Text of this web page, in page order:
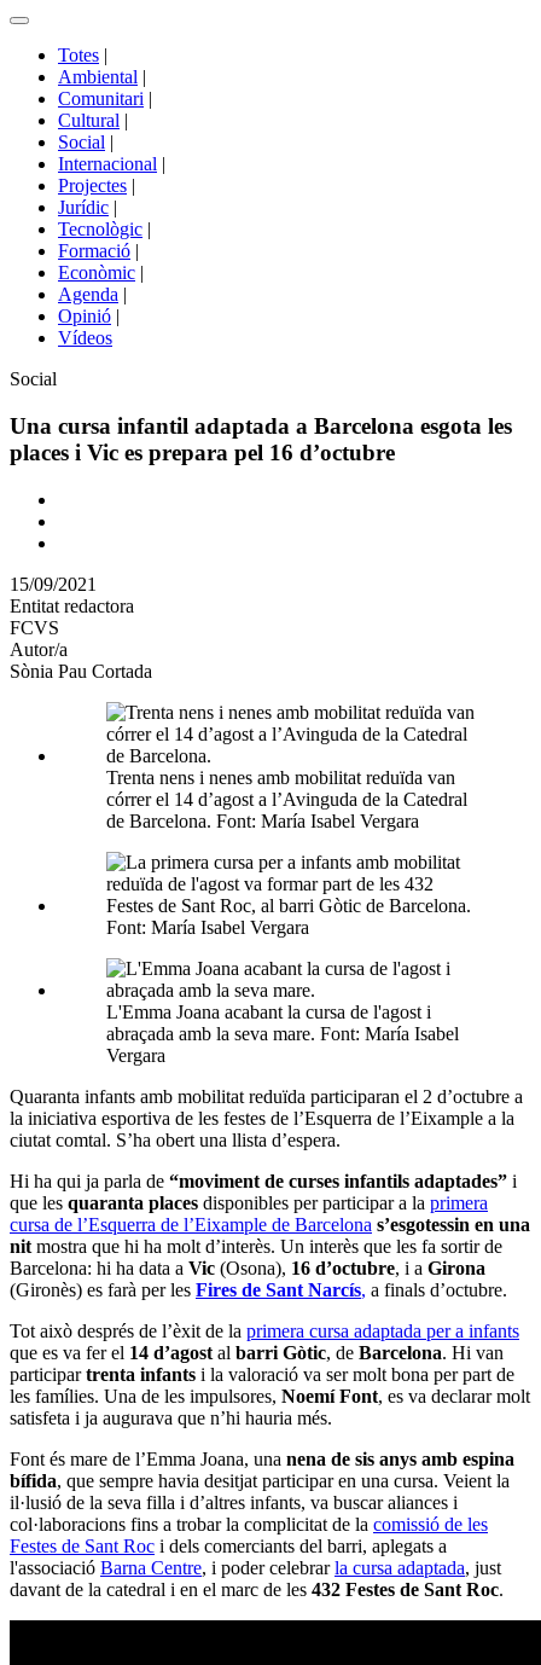
Commutador
portals
Totes |
Ambiental |
Comunitari |
Cultural |
Social |
Internacional |
Projectes |
Jurídic |
Tecnològic |
Formació |
Econòmic |
Agenda |
Opinió |
Vídeos
Àmbit
la
notícia
Social
Una cursa infantil adaptada a Barcelona esgota les
places i Vic es prepara pel 16 d’octubre
Comparteix
altres
xarxes
15/09/2021
Entitat redactora
FCVS
Autor/a
Sònia Pau Cortada
Trenta nens i nenes amb mobilitat reduïda van
córrer el 14 d’agost a l’Avinguda de la Catedral
de Barcelona. Font: María Isabel Vergara
Font: María Isabel Vergara
L'Emma Joana acabant la cursa de l'agost i
abraçada amb la seva mare. Font: María Isabel
Vergara
Quaranta infants amb mobilitat reduïda participaran el 2 d’octubre a
la iniciativa esportiva de les festes de l’Esquerra de l’Eixample a la
ciutat comtal. S’ha obert una llista d’espera.
Hi ha qui ja parla de “moviment de curses infantils adaptades” i
que les quaranta places disponibles per participar a la primera
cursa de l’Esquerra de l’Eixample de Barcelona s’esgotessin en una
nitmostra que hi ha molt d’interès. Un interès que les fa sortir de
Barcelona: hi ha data a Vic (Osona), 16 d’octubre, i a Girona
(Gironès) es farà per les Fires de Sant Narcís, a finals d’octubre.
Tot això després de l’èxit de la primera cursa adaptada per a infants
que es va fer el 14 d’agostal barri Gòtic, de Barcelona. Hi van
participartrenta infants i la valoració va ser molt bona per part de
les famílies. Una de les impulsores, Noemí Font, es va declarar molt
satisfeta i ja augurava que n’hi hauria més.
Font és mare de l’Emma Joana, una nena de sis anys amb espina
bífida, que sempre havia desitjat participar en una cursa. Veient la
il·lusió de la seva filla i d’altres infants, va buscar aliances i
col·laboracions fins a trobar la complicitat de la comissió de les
Festes de Sant Roc i dels comerciants del barri, aplegats a
l'associació Barna Centre, i poder celebrarla cursa adaptada, just
davant de la catedral i en el marc de les 432 Festes de Sant Roc.